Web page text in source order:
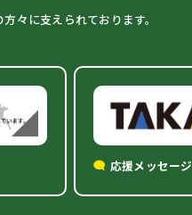
々に支えられております。
応援メッセージ